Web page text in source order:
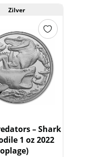
Zilver
– Shark
1 oz 2022